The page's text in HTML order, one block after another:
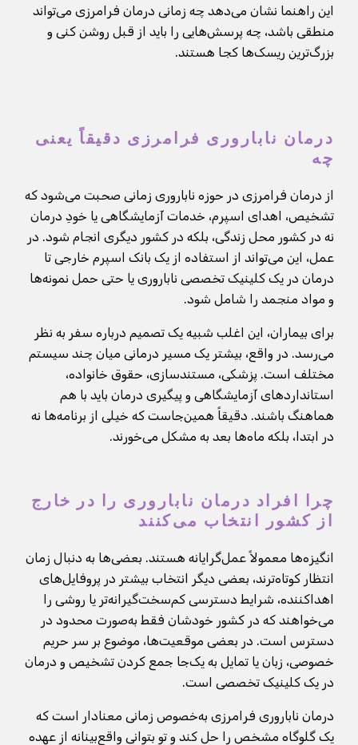
این راهنما نشان می‌دهد چه زمانی درمان فرامرزی می‌تواند
منطقی باشد، چه پرسش‌هایی را باید از قبل روشن کنی و
بزرگ‌ترین ریسک‌ها کجا هستند.
درمان ناباروری فرامرزی دقیقاً یعنی
چه
از درمان فرامرزی در حوزه ناباروری زمانی صحبت می‌شود که
تشخیص، اهدای اسپرم، خدمات آزمایشگاهی یا خودِ درمان
نه در کشور محل زندگی، بلکه در کشور دیگری انجام شود. در
عمل، این می‌تواند از استفاده از یک بانک اسپرم خارجی تا
درمان در یک کلینیک تخصصی ناباروری یا حتی حمل نمونه‌ها
و مواد منجمد را شامل شود.
برای بیماران، این اغلب شبیه یک تصمیم درباره سفر به نظر
می‌رسد. در واقع، بیشتر یک مسیر درمانی میان چند سیستم
مختلف است. پزشکی، مستندسازی، حقوق خانواده،
استانداردهای آزمایشگاهی و پیگیری درمان باید با هم
هماهنگ باشند. دقیقاً همین‌جاست که خیلی از برنامه‌ها نه
در ابتدا، بلکه ماه‌ها بعد به مشکل می‌خورند.
چرا افراد درمان ناباروری را در خارج
از کشور انتخاب می‌کنند
انگیزه‌ها معمولاً عمل‌گرایانه هستند. بعضی‌ها به دنبال زمان
انتظار کوتاه‌ترند، بعضی دیگر انتخاب بیشتر در پروفایل‌های
اهداکننده، شرایط دسترسی کم‌سخت‌گیرانه‌تر یا روشی را
می‌خواهند که در کشور خودشان فقط به‌صورت محدود در
دسترس است. در بعضی موقعیت‌ها، موضوع بر سر حریم
خصوصی، زبان یا تمایل به یک‌جا جمع کردن تشخیص و درمان
در یک کلینیک تخصصی است.
درمان ناباروری فرامرزی به‌خصوص زمانی معنادار است که
یک گلوگاه مشخص را حل کند و تو بتوانی واقع‌بینانه از عهده